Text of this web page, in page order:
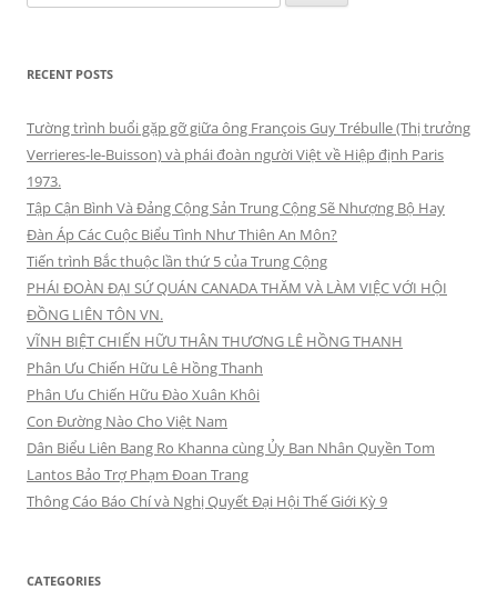
for:
RECENT POSTS
Tường trình buổi gặp gỡ giữa ông François Guy Trébulle (Thị trưởng
Verrieres-le-Buisson) và phái đoàn người Việt về Hiệp định Paris
1973.
Tập Cận Bình Và Đảng Cộng Sản Trung Cộng Sẽ Nhượng Bộ Hay
Đàn Áp Các Cuộc Biểu Tình Như Thiên An Môn?
Tiến trình Bắc thuộc lần thứ 5 của Trung Cộng
PHÁI ĐOÀN ĐẠI SỨ QUÁN CANADA THĂM VÀ LÀM VIỆC VỚI HỘI
ĐỒNG LIÊN TÔN VN.
VĨNH BIỆT CHIẾN HỮU THÂN THƯƠNG LÊ HỒNG THANH
Phân Ưu Chiến Hữu Lê Hồng Thanh
Phân Ưu Chiến Hữu Đào Xuân Khôi
Con Đường Nào Cho Việt Nam
Dân Biểu Liên Bang Ro Khanna cùng Ủy Ban Nhân Quyền Tom
Lantos Bảo Trợ Phạm Đoan Trang
Thông Cáo Báo Chí và Nghị Quyết Đại Hội Thế Giới Kỳ 9
CATEGORIES